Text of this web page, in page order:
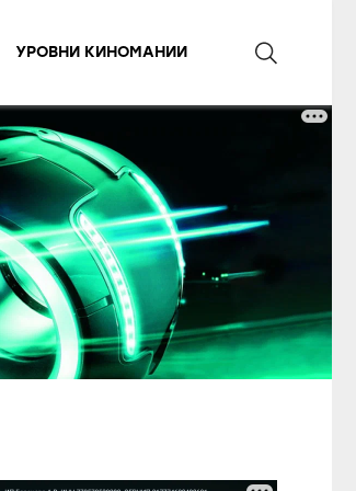
УРОВНИ КИНОМАНИИ